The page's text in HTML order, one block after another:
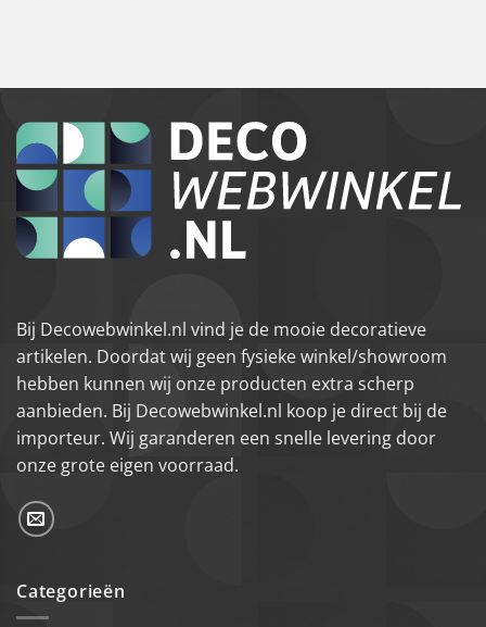
Bij Decowebwinkel.nl vind je de mooie decoratieve
artikelen. Doordat wij geen fysieke winkel/showroom
hebben kunnen wij onze producten extra scherp
aanbieden. Bij Decowebwinkel.nl koop je direct bij de
importeur. Wij garanderen een snelle levering door
onze grote eigen voorraad.
Categorieën